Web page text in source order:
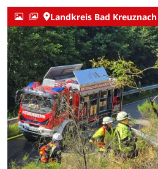
Landkreis Bad Kreuznach